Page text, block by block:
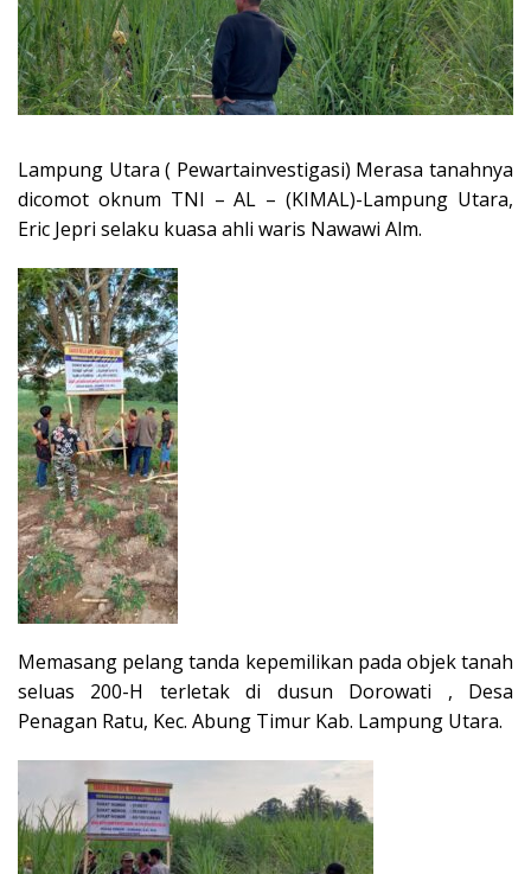
Lampung Utara ( Pewartainvestigasi) Merasa tanahnya
dicomot oknum TNI – AL – (KIMAL)-Lampung Utara,
Eric Jepri selaku kuasa ahli waris Nawawi Alm.
Memasang pelang tanda kepemilikan pada objek tanah
seluas 200-H terletak di dusun Dorowati , Desa
Penagan Ratu, Kec. Abung Timur Kab. Lampung Utara.